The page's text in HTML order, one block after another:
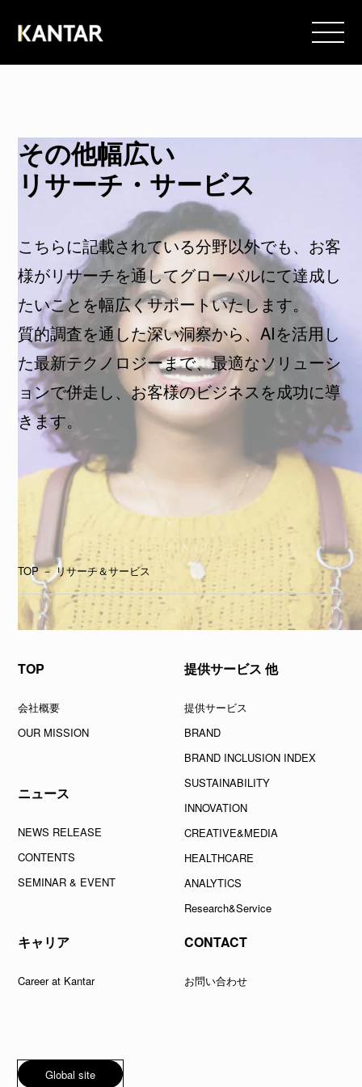
その他幅広い
リサーチ・サービス
こちらに記載されている分野以外でも、お客
様がリサーチを通してグローバルにて達成し
たいことを幅広くサポートいたします。
質的調査を通した深い洞察から、AIを活用し
た最新テクノロジーまで、最適なソリューシ
ョンで併走し、お客様のビジネスを成功に導
きます。
TOP－リサーチ＆サービス
TOP
会社概要
OUR MISSION
ニュース
NEWS RELEASE
CONTENTS
SEMINAR & EVENT
キャリア
Career at Kantar
提供サービス 他
提供サービス
BRAND
BRAND INCLUSION INDEX
SUSTAINABILITY
INNOVATION
CREATIVE&MEDIA
HEALTHCARE
ANALYTICS
Research&Service
CONTACT
お問い合わせ
Global site